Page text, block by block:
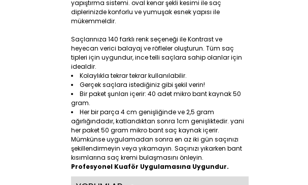
yapıştırma sistemi. oval kenar şekli kesimi ile saç
diplerinizde konforlu ve yumuşak esnek yapısı ile
mükemmeldir.
Saçlarınıza 140 farklı renk seçeneği ile Kontrast ve
heyecan verici balayaj ve röfleler oluşturun. Tüm saç
tipleri için uygundur, ince telli saçlara sahip olanlar için
idealdir.
Kolaylıkla tekrar tekrar kullanılabilir.
Gerçek saçlara istediğiniz gibi şekil verin!
Bir paket şunları içerir: 40 adet mikro bant kaynak 50
gram.
Her bir parça 4 cm genişliğinde ve 2,5 gram
ağırlığındadır, katlandıktan sonra 1cm genişliktedir. yani
her paket 50 gram mikro bant saç kaynak içerir.
Mümkünse uygulamadan sonra en az iki gün saçınızı
şekillendirmeyin veya yıkamayın. Saçınızı yıkarken bant
kısımlarına saç kremi bulaşmasını önleyin.
Profesyonel Kuaför Uygulamasına Uygundur.